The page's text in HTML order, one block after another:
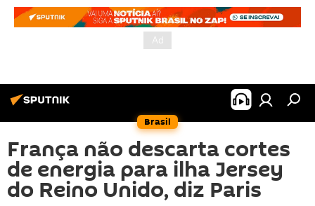
Brasil
França não descarta cortes
de energia para ilha Jersey
do Reino Unido, diz Paris